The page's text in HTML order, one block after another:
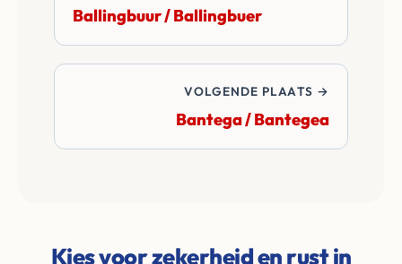
Ballingbuur / Ballingbuer
VOLGENDE PLAATS →
Bantega / Bantegea
Kies voor zekerheid en rust in